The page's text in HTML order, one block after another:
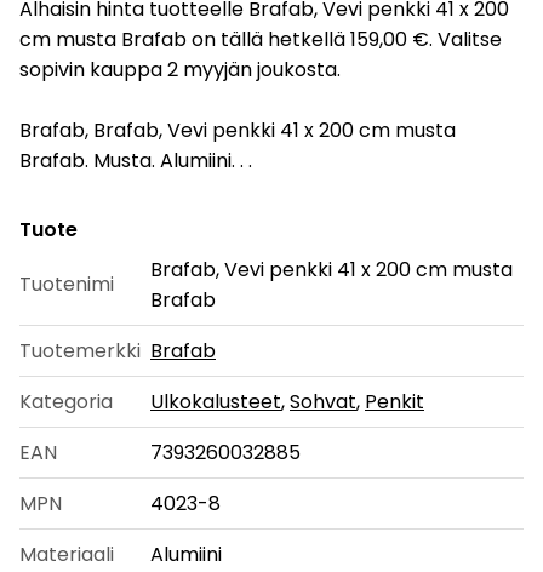
Alhaisin hinta tuotteelle Brafab, Vevi penkki 41 x 200
cm musta Brafab on tällä hetkellä 159,00 €. Valitse
sopivin kauppa 2 myyjän joukosta.
Brafab, Brafab, Vevi penkki 41 x 200 cm musta
Brafab. Musta. Alumiini. . .
Tuote
Tuotenimi
Brafab, Vevi penkki 41 x 200 cm musta
Brafab
Tuotemerkki Brafab
Kategoria
Ulkokalusteet,Sohvat, Penkit
EAN
7393260032885
MPN
4023-8
Materiaali
Alumiini